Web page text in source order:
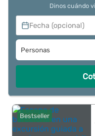
Dinos cuándo
Fecha (opcional)
Personas
Bestseller